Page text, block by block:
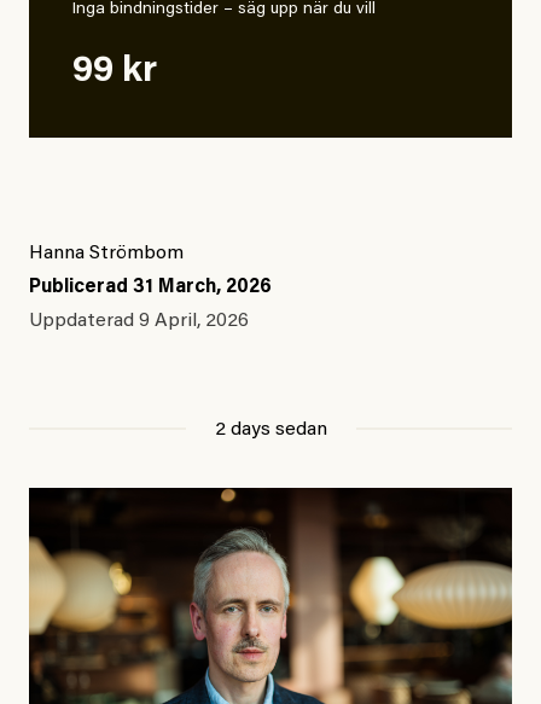
Inga bindningstider – säg upp när du vill
99 kr
Hanna Strömbom
Publicerad 31 March, 2026
Uppdaterad 9 April, 2026
2 days sedan